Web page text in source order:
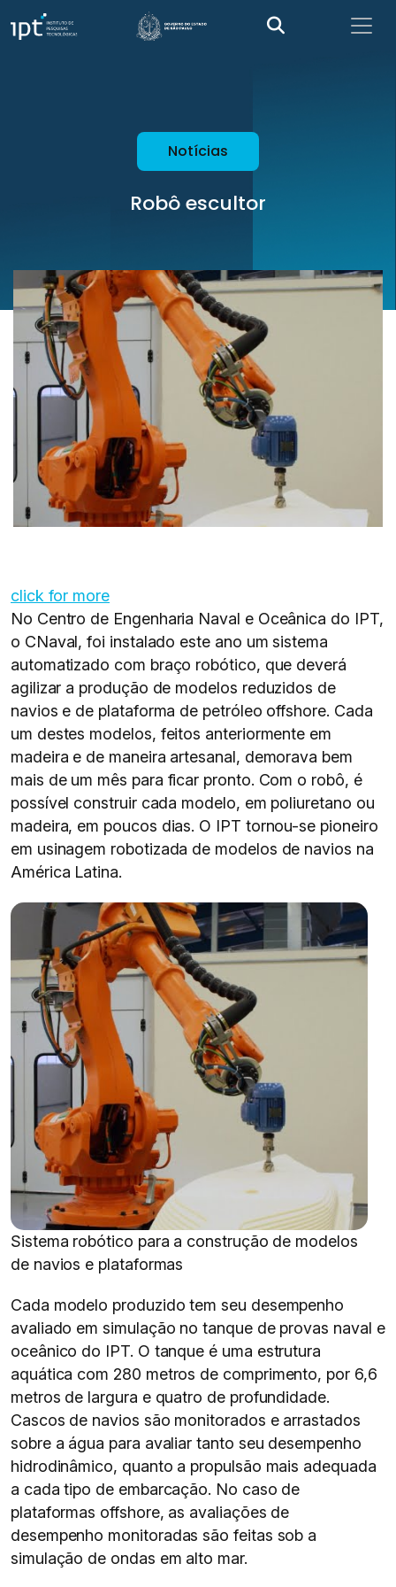
Notícias
Robô escultor
click for more
No Centro de Engenharia Naval e Oceânica do IPT,
o CNaval, foi instalado este ano um sistema
automatizado com braço robótico, que deverá
agilizar a produção de modelos reduzidos de
navios e de plataforma de petróleo offshore. Cada
um destes modelos, feitos anteriormente em
madeira e de maneira artesanal, demorava bem
mais de um mês para ficar pronto. Com o robô, é
possível construir cada modelo, em poliuretano ou
madeira, em poucos dias. O IPT tornou-se pioneiro
em usinagem robotizada de modelos de navios na
América Latina.
Sistema robótico para a construção de modelos
de navios e plataformas
Cada modelo produzido tem seu desempenho
avaliado em simulação no tanque de provas naval e
oceânico do IPT. O tanque é uma estrutura
aquática com 280 metros de comprimento, por 6,6
metros de largura e quatro de profundidade.
Cascos de navios são monitorados e arrastados
sobre a água para avaliar tanto seu desempenho
hidrodinâmico, quanto a propulsão mais adequada
a cada tipo de embarcação. No caso de
plataformas offshore, as avaliações de
desempenho monitoradas são feitas sob a
simulação de ondas em alto mar.